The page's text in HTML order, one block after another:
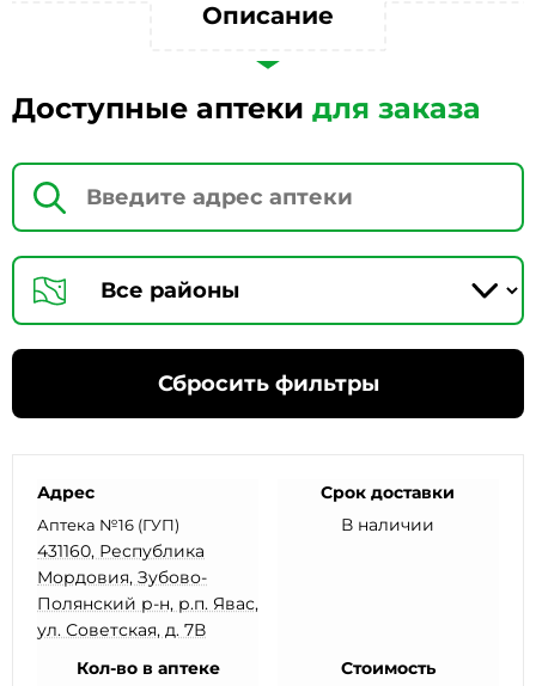
Описание
Доступные аптеки для заказа
Сбросить фильтры
Адрес
Аптека №16 (ГУП)
431160, Республика
Мордовия, Зубово-
Полянский р-н, р.п. Явас,
ул. Советская, д. 7В
Срок доставки
В наличии
Кол-во в аптеке Стоимость